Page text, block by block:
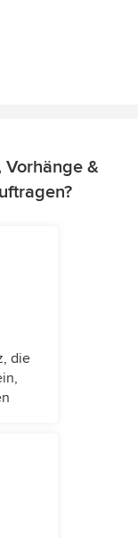
Vorhänge &
die